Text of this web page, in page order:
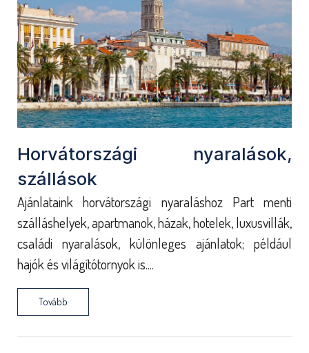
Horvátországi nyaralások,
szállások
Ajánlataink horvátországi nyaraláshoz Part menti
szálláshelyek, apartmanok, házak, hotelek, luxusvillák,
családi nyaralások, különleges ajánlatok; például
hajók és világítótornyok is....
Tovább